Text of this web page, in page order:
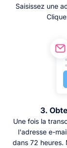
Saisissez une
3.
Une fois la
l'adresse e-
dans 72 heures.